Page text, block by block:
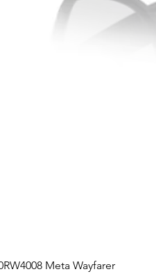
Meta Wayfarer